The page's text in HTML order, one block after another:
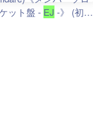
ット盤 - EJ -》 (初回